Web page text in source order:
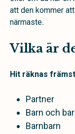
att den kommer
närmaste.
Vilka är
Hit räknas
Partner
Barn och
Barnbarn